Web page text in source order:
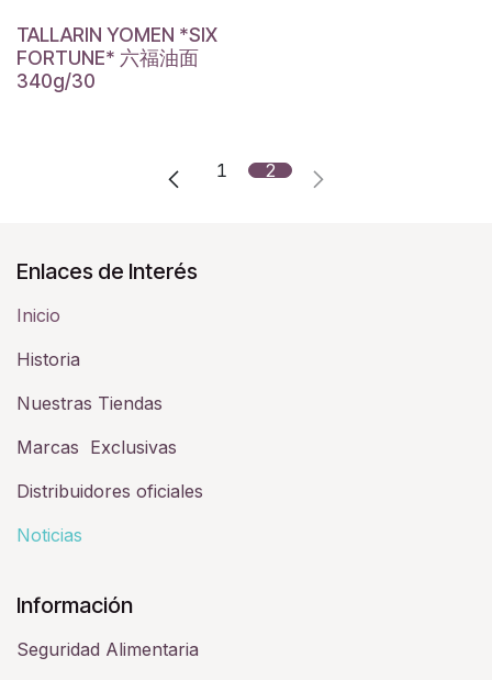
TALLARIN YOMEN *SIX
FORTUNE* 六福油面
340g/30
1 2
Enlaces de Interés
Inicio
Historia​
Nuestras Tiendas
Marcas Exclusivas
Distribuidores oficiales
Noticias
Información
Seguridad Alimentaria